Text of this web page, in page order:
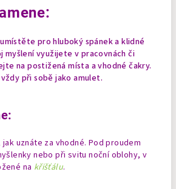
pro hluboký spánek a klidné
myšlení využijete v pracovnách či
na postižená místa a vhodné čakry.
při sobě jako amulet.
uznáte za vhodné. Pod proudem
nebo při svitu noční oblohy, v
na křišťálu.